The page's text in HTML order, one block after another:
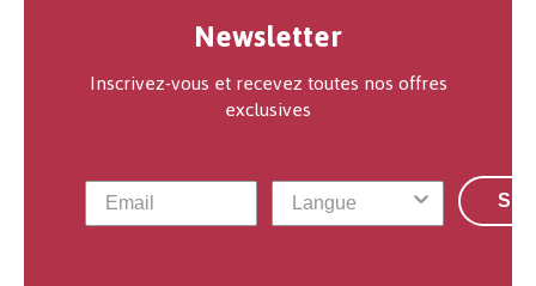
Newsletter
Inscrivez-vous et recevez toutes nos offres
exclusives